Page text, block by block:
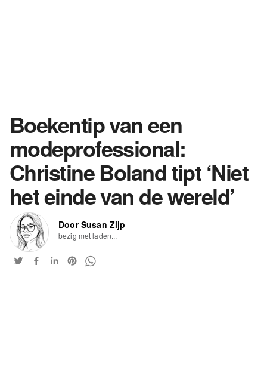
Boekentip van een
modeprofessional:
Christine Boland tipt ‘Niet
het einde van de wereld’
Door Susan Zijp
bezig met laden...